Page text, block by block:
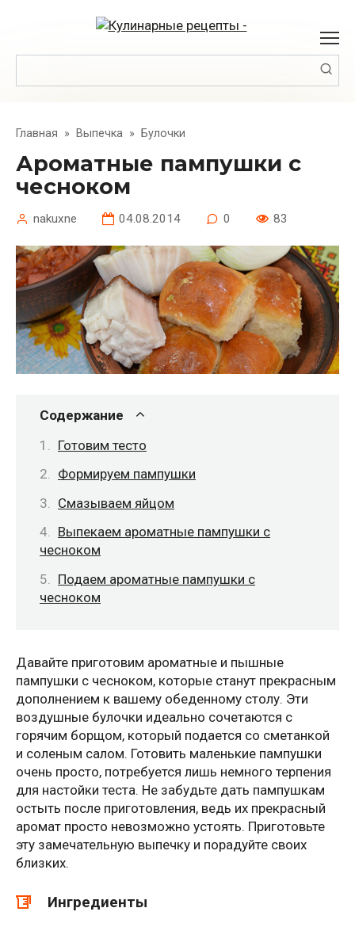
Главная » Выпечка » Булочки
Ароматные пампушки с
чесноком
nakuxne 04.08.2014 0 83
Содержание
Готовим тесто
Формируем пампушки
Смазываем яйцом
Выпекаем ароматные пампушки с
чесноком
Подаем ароматные пампушки с
чесноком
Давайте приготовим ароматные и пышные
пампушки с чесноком, которые станут прекрасным
дополнением к вашему обеденному столу. Эти
воздушные булочки идеально сочетаются с
горячим борщом, который подается со сметанкой
и соленым салом. Готовить маленькие пампушки
очень просто, потребуется лишь немного терпения
для настойки теста. Не забудьте дать пампушкам
остыть после приготовления, ведь их прекрасный
аромат просто невозможно устоять. Приготовьте
эту замечательную выпечку и порадуйте своих
близких.
Ингредиенты